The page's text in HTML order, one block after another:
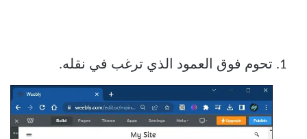
تحوم فوق العمود الذي ترغب في نقله.